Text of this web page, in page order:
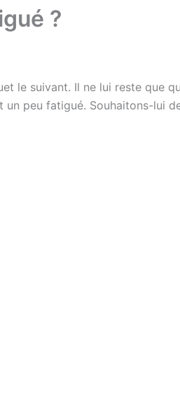
?
le suivant. Il ne lui reste que
peu fatigué. Souhaitons-lui